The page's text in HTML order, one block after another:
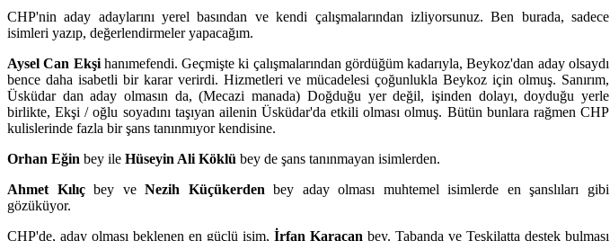
CHP'nin aday adaylarını yerel basından ve kendi çalışmalarından izliyorsunuz. Ben burada, sadece
isimleri yazıp, değerlendirmeler yapacağım.
Aysel Can Ekşihanımefendi. Geçmişte ki çalışmalarından gördüğüm kadarıyla, Beykoz'dan aday olsaydı
bence daha isabetli bir karar verirdi. Hizmetleri ve mücadelesi çoğunlukla Beykoz için olmuş. Sanırım,
Üsküdar dan aday olmasın da, (Mecazi manada) Doğduğu yer değil, işinden dolayı, doyduğu yerle
birlikte, Ekşi / oğlu soyadını taşıyan ailenin Üsküdar'da etkili olması olmuş. Bütün bunlara rağmen CHP
kulislerinde fazla bir şans tanınmıyor kendisine.
Orhan Eğin bey ile Hüseyin Ali Köklü bey de şans tanınmayan isimlerden.
Ahmet Kılıçbey veNezih Küçükerden bey aday olması muhtemel isimlerde en şanslıları gibi
gözüküyor.
CHP'de, aday olması beklenen en güçlü isim, İrfan Karacan bey. Tabanda ve Teşkilatta destek bulması